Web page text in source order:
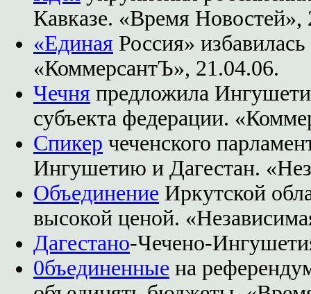
Кавказе. «Время Новостей»,
«Единая Россия»
«КоммерсантЪ», 21.04.06.
Чечня предложила
субъекта федерации.
Спикер чеченского
Ингушетию и Дагестан.
Объединение Иркутской
высокой ценой.
Дагестано-Чечено-
0бъединенные на